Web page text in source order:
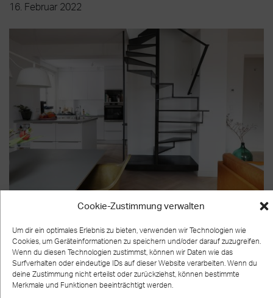
Cookie-Zustimmung verwalten
Um dir ein optimales Erlebnis zu bieten, verwenden wir Technologien wie
Cookies, um Geräteinformationen zu speichern und/oder darauf zuzugreifen.
Wenn du diesen Technologien zustimmst, können wir Daten wie das
Surfverhalten oder eindeutige IDs auf dieser Website verarbeiten. Wenn du
deine Zustimmung nicht erteilst oder zurückziehst, können bestimmte
Merkmale und Funktionen beeinträchtigt werden.
16. Februar 2022
zurück zur Übersicht